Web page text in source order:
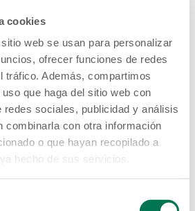
cookies
web se usan para personalizar
ofrecer funciones de redes
tráfico. Además, compartimos
que haga del sitio web con
redes sociales, publicidad y análisis
combinarla con otra información
o que hayan recopilado a
hecho de sus servicios.